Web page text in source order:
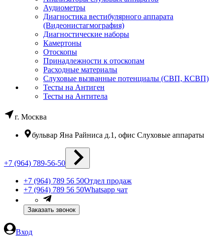
Аудиометры
Диагностика вестибулярного аппарата
(Видеонистагмография)
Диагностические наборы
Камертоны
Отоскопы
Принадлежности к отоскопам
Расходные материалы
Слуховые вызванные потенциалы (СВП, КСВП)
Тесты на Антиген
Тесты на Антитела
г. Москва
бульвар Яна Райниса д.1, офис Слуховые аппараты
+7 (964) 789-56-50
+7 (964) 789 56 50Отдел продаж
+7 (964) 789 56 50Whatsapp чат
Заказать звонок
Вход